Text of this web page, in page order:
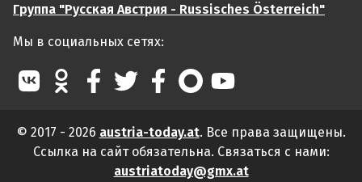
Группа "Русская Австрия - Russisches Österreich"
Мы в социальных сетях:
© 2017 - 2026 austria-today.at. Все права защищены.
Ссылка на сайт обязательна. Связаться с нами:
austriatoday@gmx.at